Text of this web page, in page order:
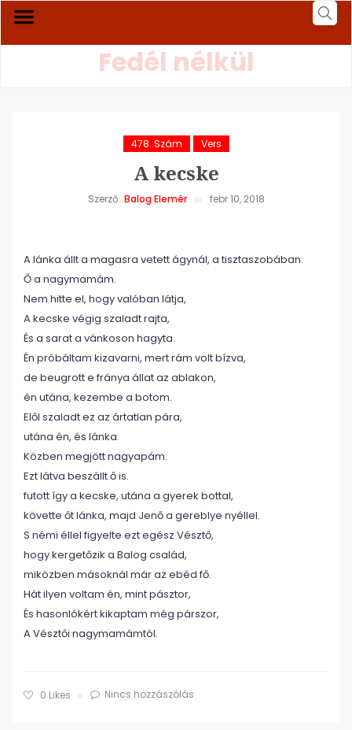
Fedél nélkül
478. Szám Vers
A kecske
Szerző: Balog Elemér febr 10, 2018
A lánka állt a magasra vetett ágynál, a tisztaszobában.
Ő a nagymamám.
Nem hitte el, hogy valóban látja,
A kecske végig szaladt rajta,
És a sarat a vánkoson hagyta.
Én próbáltam kizavarni, mert rám volt bízva,
de beugrott e fránya állat az ablakon,
én utána, kezembe a botom.
Elől szaladt ez az ártatlan pára,
utána én, és lánka.
Közben megjött nagyapám.
Ezt látva beszállt ő is.
futott így a kecske, utána a gyerek bottal,
követte őt lánka, majd Jenő a gereblye nyéllel.
S némi éllel figyelte ezt egész Vésztő,
hogy kergetőzik a Balog család,
miközben másoknál már az ebéd fő.
Hát ilyen voltam én, mint pásztor,
És hasonlókért kikaptam még párszor,
A Vésztői nagymamámtól.
0 Likes Nincs hozzászólás